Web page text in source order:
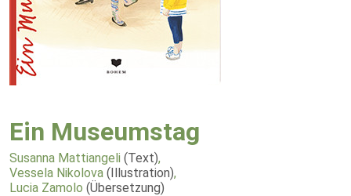
Ein Museumstag
Susanna Mattiangeli (Text),
Vessela Nikolova (Illustration),
Lucia Zamolo (Übersetzung)